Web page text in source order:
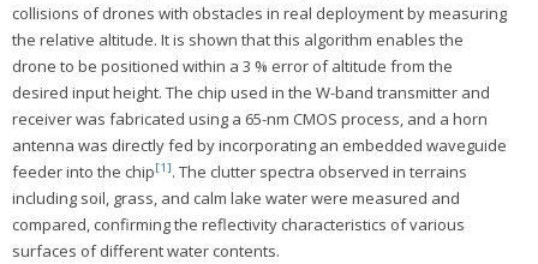
collisions of drones with obstacles in real deployment by measuring
the relative altitude. It is shown that this algorithm enables the
drone to be positioned within a 3 % error of altitude from the
desired input height. The chip used in the W-band transmitter and
receiver was fabricated using a 65-nm CMOS process, and a horn
antenna was directly fed by incorporating an embedded waveguide
feeder into the chip[1]. The clutter spectra observed in terrains
including soil, grass, and calm lake water were measured and
compared, confirming the reflectivity characteristics of various
surfaces of different water contents.